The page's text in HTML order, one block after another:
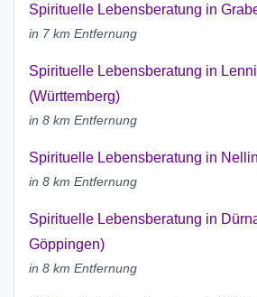
Spirituelle Lebensberatung in
in 7 km Entfernung
Spirituelle Lebensberatung in
(Württemberg)
in 8 km Entfernung
Spirituelle Lebensberatung in
in 8 km Entfernung
Spirituelle Lebensberatung in
Göppingen)
in 8 km Entfernung